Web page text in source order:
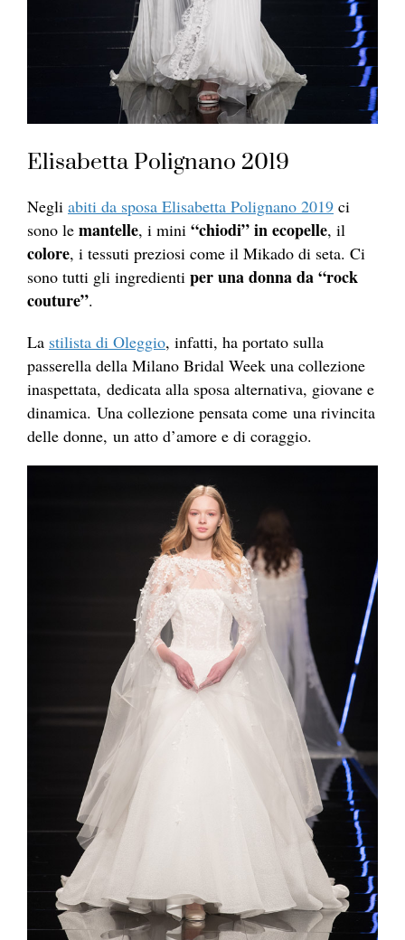
Elisabetta Polignano 2019
Negli abiti da sposa Elisabetta Polignano 2019 ci
sono le mantelle, i mini “chiodi” in ecopelle, il
colore, i tessuti preziosi come il Mikado di seta. Ci
sono tutti gli ingredienti per una donna da “rock
couture”.
La stilista di Oleggio, infatti, ha portato sulla
passerella della Milano Bridal Week una collezione
inaspettata, dedicata alla sposa alternativa, giovane e
dinamica. Una collezione pensata come una rivincita
delle donne, un atto d’amore e di coraggio.